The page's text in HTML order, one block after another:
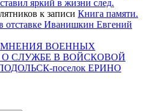
яркий в жизни след.
к записи Книга памяти.
отставке Иванишкин Евгений
МНЕНИЯ ВОЕННЫХ
О СЛУЖБЕ В ВОЙСКОВОЙ
поселок ЕРИНО